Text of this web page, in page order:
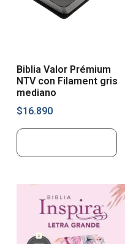
Biblia Valor Prémium
NTV con Filament gris
mediano
$16.890